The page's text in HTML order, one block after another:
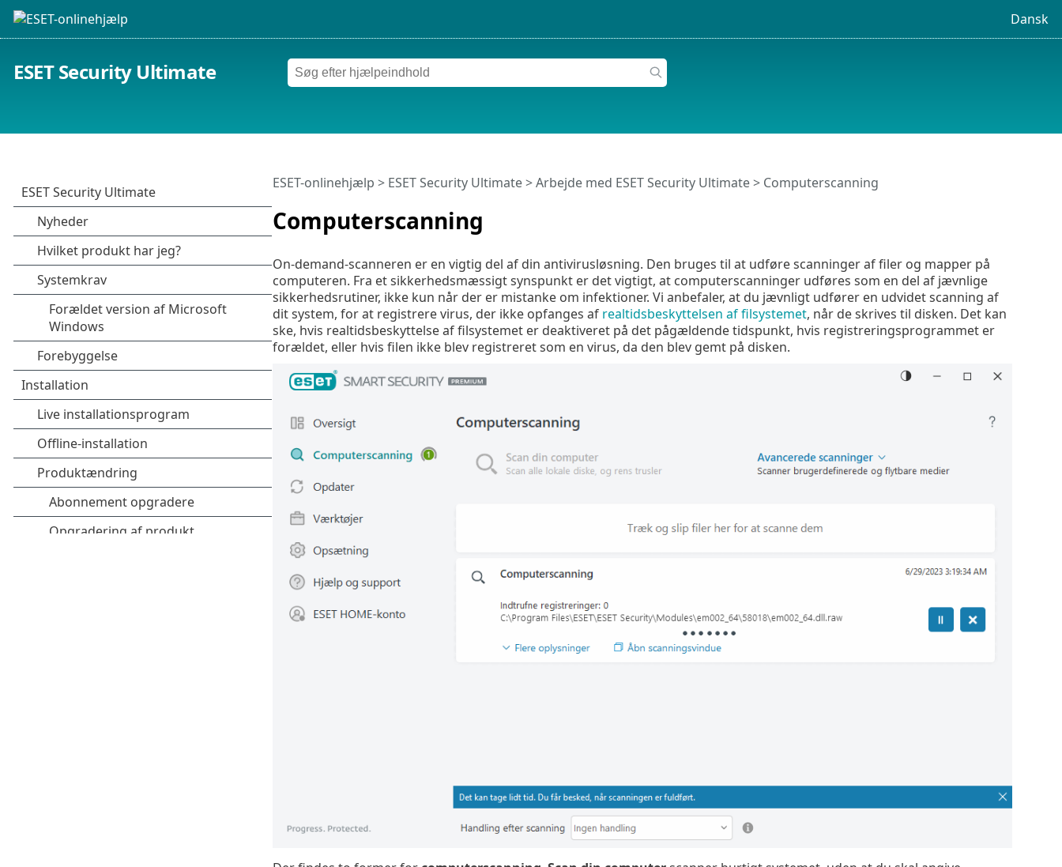
Dansk
ESET Security Ultimate
Computerscanning
ESET-onlinehjælp > ESET Security Ultimate>Arbejde med ESET Security Ultimate> Computerscanning
On-demand-scanneren er en vigtig del af din antivirusløsning. Den bruges til at udføre scanninger af filer og mapper på
computeren. Fra et sikkerhedsmæssigt synspunkt er det vigtigt, at computerscanninger udføres som en del af jævnlige
sikkerhedsrutiner, ikke kun når der er mistanke om infektioner. Vi anbefaler, at du jævnligt udfører en udvidet scanning af
dit system, for at registrere virus, der ikke opfanges af realtidsbeskyttelsen af filsystemet, når de skrives til disken. Det kan
ske, hvis realtidsbeskyttelse af filsystemet er deaktiveret på det pågældende tidspunkt, hvis registreringsprogrammet er
forældet, eller hvis filen ikke blev registreret som en virus, da den blev gemt på disken.